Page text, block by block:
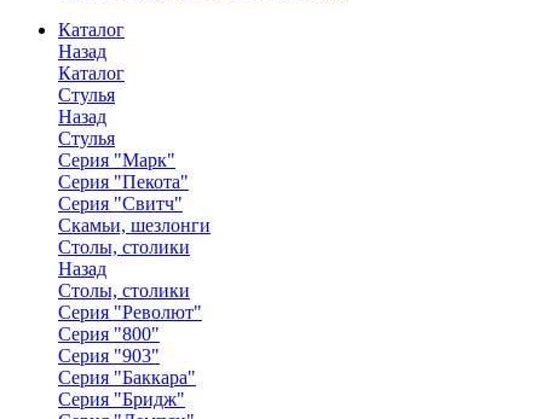
Каталог
Назад
Каталог
Стулья
Назад
Стулья
Серия "Марк"
Серия "Пекота"
Серия "Свитч"
Скамьи, шезлонги
Столы, столики
Назад
Столы, столики
Серия "Револют"
Серия "800"
Серия "903"
Серия "Баккара"
Серия "Бридж"